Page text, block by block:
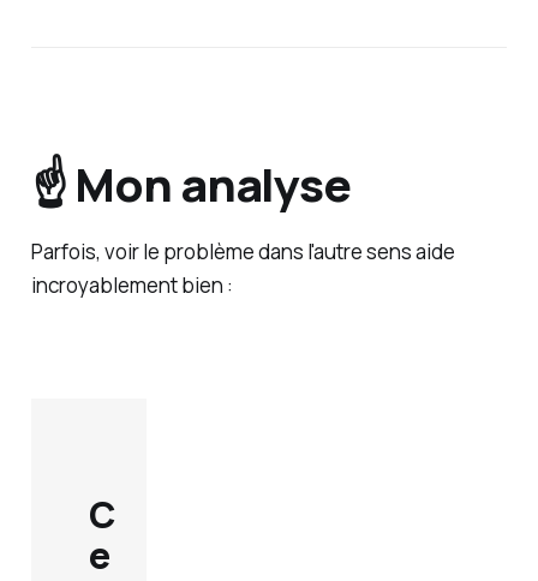
☝️ Mon analyse
Parfois, voir le problème dans l'autre sens aide
incroyablement bien :
C
e